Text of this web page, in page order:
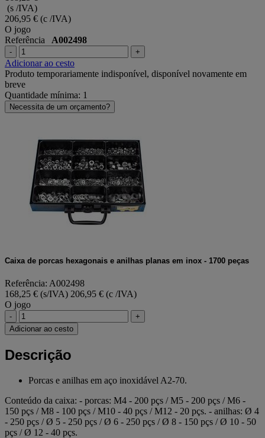
(s /IVA)
206,95 € (c /IVA)
O jogo
Referência A002498
- +
Adicionar ao cesto
Produto temporariamente indisponível, disponível novamente em
breve
Quantidade mínima: 1
Necessita de um orçamento?
Caixa de porcas hexagonais e anilhas planas em inox - 1700 peças
Referência: A002498
168,25 € (s/IVA) 206,95 € (c /IVA)
O jogo
-
+
Adicionar ao cesto
Descrição
Porcas e anilhas em aço inoxidável A2-70.
Conteúdo da caixa: - porcas: M4 - 200 pçs / M5 - 200 pçs / M6 -
150 pçs / M8 - 100 pçs / M10 - 40 pçs / M12 - 20 pçs. - anilhas: Ø 4
- 250 pçs / Ø 5 - 250 pçs / Ø 6 - 250 pçs / Ø 8 - 150 pçs / Ø 10 - 50
pçs / Ø 12 - 40 pçs.